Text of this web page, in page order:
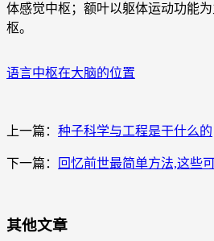
体感觉中枢；额叶以躯体运动功能
枢。
语言中枢在大脑的位置
上一篇： 种子科学与工程是干什么的
下一篇： 回忆前世最简单方法,这些
其他文章